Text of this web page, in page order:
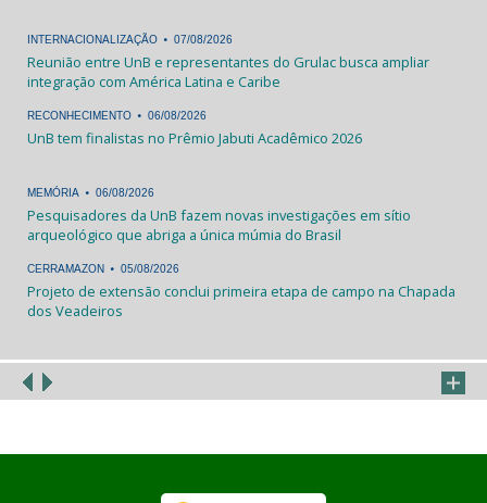
INTERNACIONALIZAÇÃO . 07/08/2026
Reunião entre UnB e representantes do Grulac busca ampliar
integração com América Latina e Caribe
RECONHECIMENTO . 06/08/2026
UnB tem finalistas no Prêmio Jabuti Acadêmico 2026
MEMÓRIA . 06/08/2026
Pesquisadores da UnB fazem novas investigações em sítio
arqueológico que abriga a única múmia do Brasil
CERRAMAZON . 05/08/2026
Projeto de extensão conclui primeira etapa de campo na Chapada
dos Veadeiros